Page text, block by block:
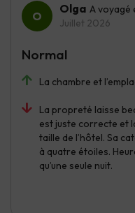
Olga A voyagé
Juillet 2026
La chambre et
La propreté laisse
est juste correcte et
taille de l’hôtel. Sa
à quatre étoiles.
qu’une seule nuit.
Normal